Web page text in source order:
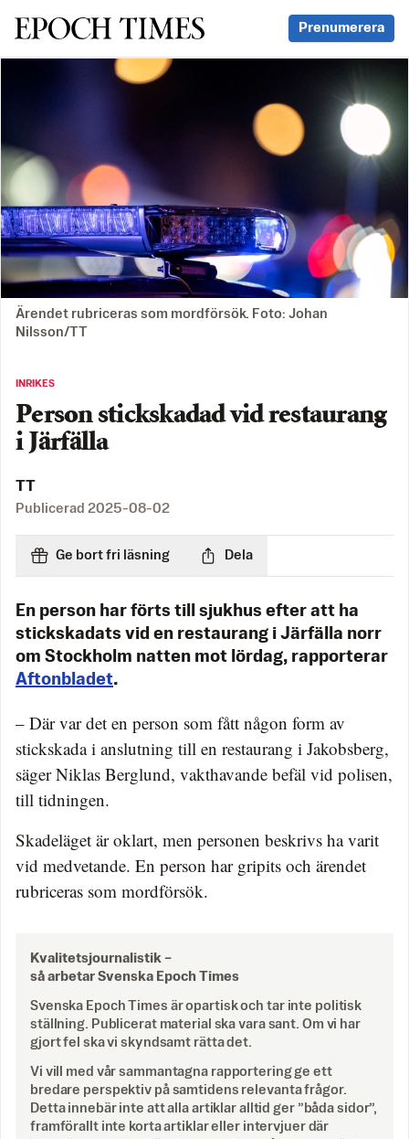
Svenska Epoch Times Prenumerera
Ärendet rubriceras som mordförsök. Foto: Johan
Nilsson/TT
INRIKES
Person stickskadad vid restaurang
i Järfälla
TT
Publicerad 2025-08-02
Ge bort fri läsning Dela
En person har förts till sjukhus efter att ha
stickskadats vid en restaurang i Järfälla norr
om Stockholm natten mot lördag, rapporterar
Aftonbladet.
– Där var det en person som fått någon form av
stickskada i anslutning till en restaurang i Jakobsberg,
säger Niklas Berglund, vakthavande befäl vid polisen,
till tidningen.
Skadeläget är oklart, men personen beskrivs ha varit
vid medvetande. En person har gripits och ärendet
rubriceras som mordförsök.
Kvalitetsjournalistik –
så arbetar Svenska Epoch Times
Svenska Epoch Times är opartisk och tar inte politisk
ställning. Publicerat material ska vara sant. Om vi har
gjort fel ska vi skyndsamt rätta det.
Vi vill med vår sammantagna rapportering ge ett
bredare perspektiv på samtidens relevanta frågor.
Detta innebär inte att alla artiklar alltid ger ”båda sidor”,
framförallt inte korta artiklar eller intervjuer där